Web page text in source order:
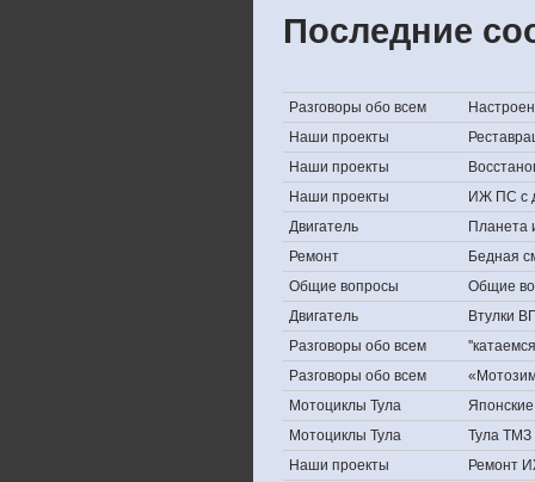
Последние
Разговоры обо всем
Наши проекты
Наши проекты
Наши проекты
ИЖ ПС с
Двигатель
Планета
Ремонт
Бедная
Общие вопросы
Общие
Двигатель
Втулки
Разговоры обо всем
Разговоры обо всем
Мотоциклы Тула
Мотоциклы Тула
Тула ТМЗ
Наши проекты
Ремонт